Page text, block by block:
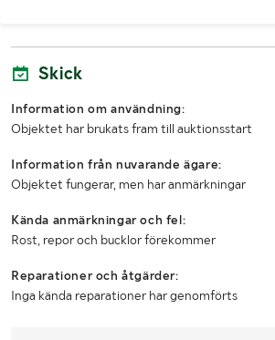
LASTHJÄLPSINFORMATION:
Skick
Information om användning:
Objektet har brukats fram till auktionsstart
Information från nuvarande ägare:
Objektet fungerar, men har anmärkningar
Kända anmärkningar och fel:
Rost, repor och bucklor förekommer
Reparationer och åtgärder:
Inga kända reparationer har genomförts